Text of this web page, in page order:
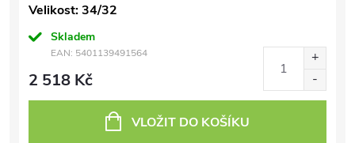
Velikost: 34/32
Skladem
EAN: 5401139491564
2 518 Kč
VLOŽIT DO KOŠÍKU